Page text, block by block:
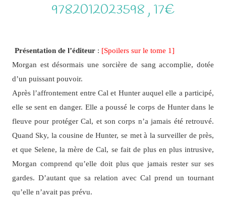
9782012023598 , 17€
Présentation de l’éditeur: [Spoilers sur le tome 1]
Morgan est désormais une sorcière de sang accomplie, dotée
d’un puissant pouvoir.
Après l’affrontement entre Cal et Hunter auquel elle a participé,
elle se sent en danger. Elle a poussé le corps de Hunter dans le
fleuve pour protéger Cal, et son corps n’a jamais été retrouvé.
Quand Sky, la cousine de Hunter, se met à la surveiller de près,
et que Selene, la mère de Cal, se fait de plus en plus intrusive,
Morgan comprend qu’elle doit plus que jamais rester sur ses
gardes. D’autant que sa relation avec Cal prend un tournant
qu’elle n’avait pas prévu.